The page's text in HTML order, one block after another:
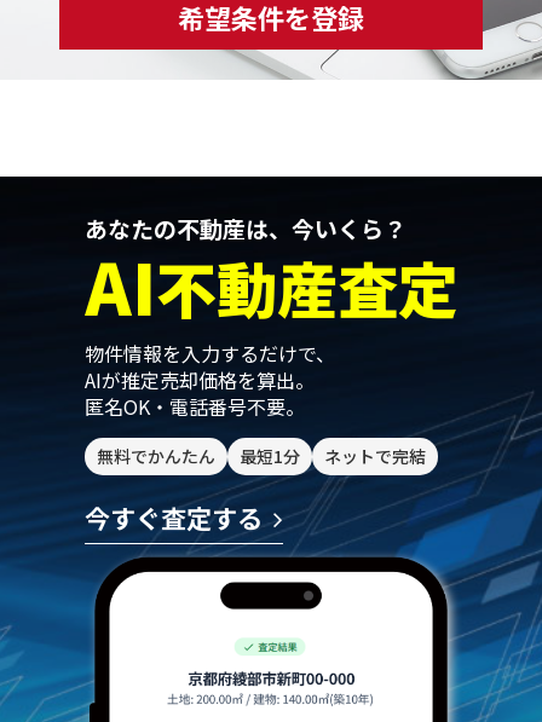
希望条件を登録
あなたの不動産は、今いくら？
AI不動産査定
物件情報を入力するだけで、
AIが推定売却価格を算出。
匿名OK・電話番号不要。
無料でかんたん 最短1分 ネットで完結
今すぐ査定する